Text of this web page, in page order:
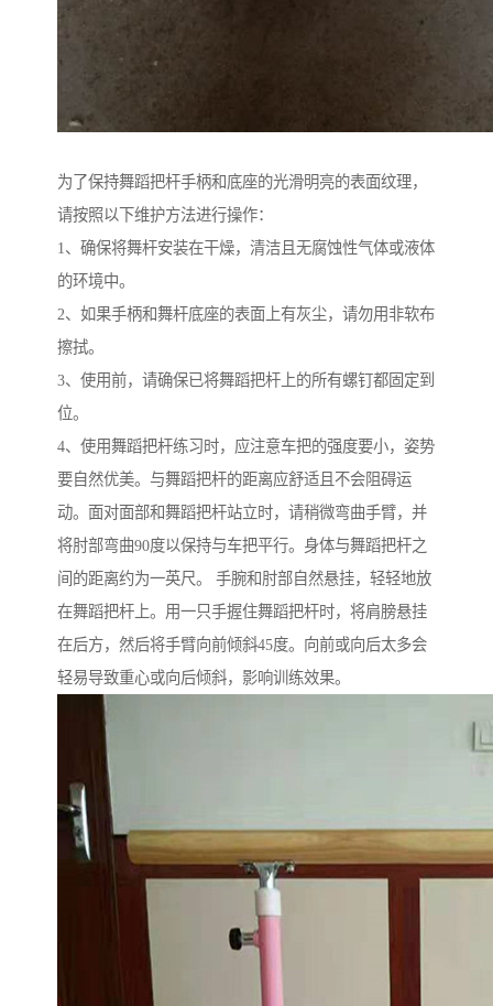
为了保持舞蹈把杆手柄和底座的光滑明亮的表面纹理，
请按照以下维护方法进行操作：
1、确保将舞杆安装在干燥，清洁且无腐蚀性气体或液体
的环境中。
2、如果手柄和舞杆底座的表面上有灰尘，请勿用非软布
擦拭。
3、使用前，请确保已将舞蹈把杆上的所有螺钉都固定到
位。
4、使用舞蹈把杆练习时，应注意车把的强度要小，姿势
要自然优美。与舞蹈把杆的距离应舒适且不会阻碍运
动。面对面部和舞蹈把杆站立时，请稍微弯曲手臂，并
将肘部弯曲90度以保持与车把平行。身体与舞蹈把杆之
间的距离约为一英尺。 手腕和肘部自然悬挂，轻轻地放
在舞蹈把杆上。用一只手握住舞蹈把杆时，将肩膀悬挂
在后方，然后将手臂向前倾斜45度。向前或向后太多会
轻易导致重心或向后倾斜，影响训练效果。